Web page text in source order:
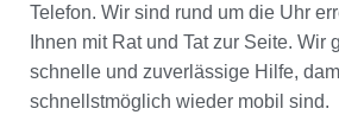
Telefon. Wir sind rund um die Uhr
Ihnen mit Rat und Tat zur Seite. Wir
schnelle und zuverlässige Hilfe,
schnellstmöglich wieder mobil sind.